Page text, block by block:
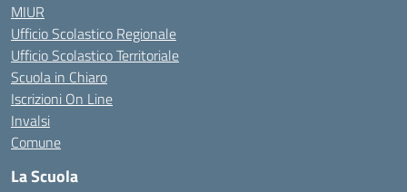
MIUR
Ufficio Scolastico Regionale
Ufficio Scolastico Territoriale
Scuola in Chiaro
Iscrizioni On Line
Invalsi
Comune
La Scuola